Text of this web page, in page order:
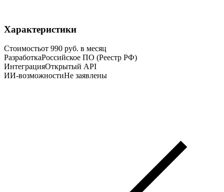
Характеристики
Стоимостьот 990 руб. в месяц
РазработкаРоссийское ПО (Реестр РФ)
ИнтеграцияОткрытый API
ИИ-возможностиНе заявлены